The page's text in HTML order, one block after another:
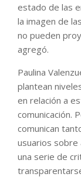
estado de las
la imagen de
no pueden
agregó.
Paulina
plantean
en relación a
comunicación.
comunican
usuarios sobre
una serie de